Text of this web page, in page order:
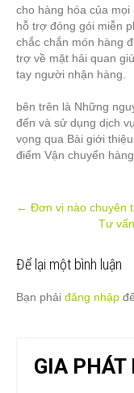
cho hàng hóa của
hỗ trợ đóng gói miễn
chắc chắn món hàng
trợ về mặt hải quan
tay người nhận hàng.
bên trên là Những
đến và sử dụng dịch vụ
vọng qua Bài giới
điểm Vận chuyển
Post
← Đơn vị nào chuyên
Tư
Để lại một bình luận
Bạn phải đăng nhập
GIA PHÁT